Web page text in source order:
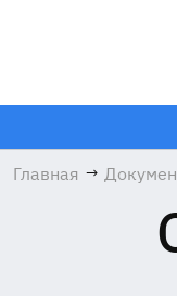
Главная →